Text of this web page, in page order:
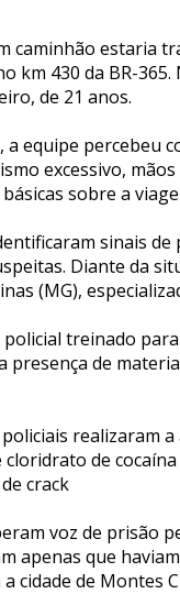
caminhão estaria
km 430 da BR-
de 21 anos.
a equipe percebeu
excessivo,
sobre a
sinais
Diante da
(MG),
treinado
presença de
realizaram
de
crack
voz de prisão
apenas que
cidade de Montes